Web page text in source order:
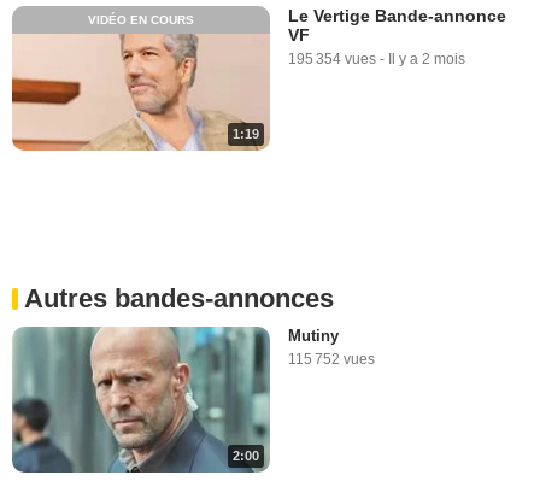
1:19
VIDÉO EN COURS
Le Vertige Bande-annonce
VF
195 354 vues - Il y a 2 mois
Autres bandes-annonces
2:00
Mutiny
115 752 vues